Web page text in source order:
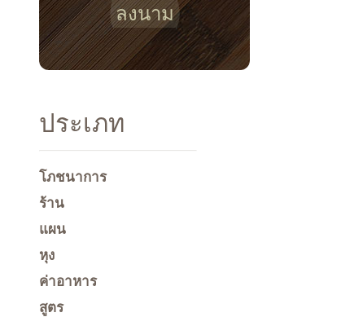
ลงนาม
ประเภท
โภชนาการ
ร้าน
แผน
หุง
ค่าอาหาร
สูตร